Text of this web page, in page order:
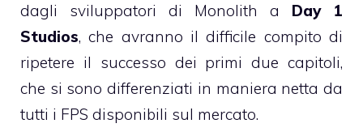
dagli sviluppatori di Monolith a Day 1
Studios, che avranno il difficile compito di
ripetere il successo dei primi due capitoli,
che si sono differenziati in maniera netta da
tutti i FPS disponibili sul mercato.